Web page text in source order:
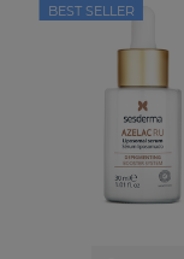
BEST SELLER